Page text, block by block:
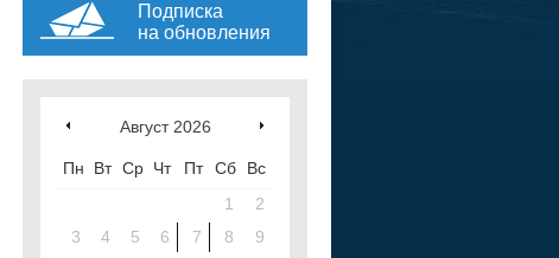
Подписка
на обновления
Август 2026
Пн Вт Ср Чт Пт Сб
Вс
1
2
3
4 5 6 7 8
9